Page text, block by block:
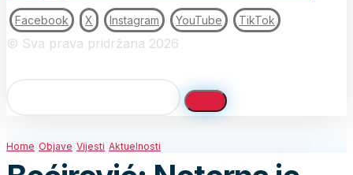
Facebook X Instagram YouTube TikTok
© Sva prava pridržana 2026
Home Objave Vijesti Aktuelnosti